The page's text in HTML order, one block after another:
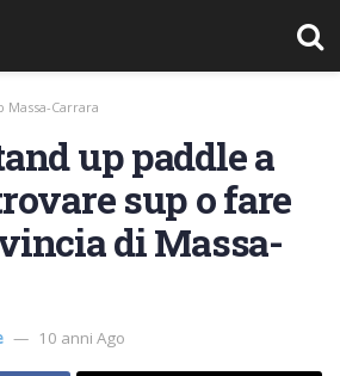
Massa-Carrara
up paddle a
sup o fare
di Massa-
10 anni Ago